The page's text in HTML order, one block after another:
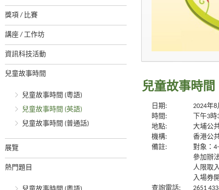
獎項 / 比賽
講座 / 工作坊
資訊科技活動
兒童故事時間
兒童故事時間 (粵語)
兒童故事時間 (英語)
兒童故事時間 (普通話)
展覽
熱門題目
兒童故事時間
日期:
2024年
時間:
下午3
地點:
大埔公
機構:
香港公
備註:
對象：
參加辦
人限取
入場券
查詢電話:
2651